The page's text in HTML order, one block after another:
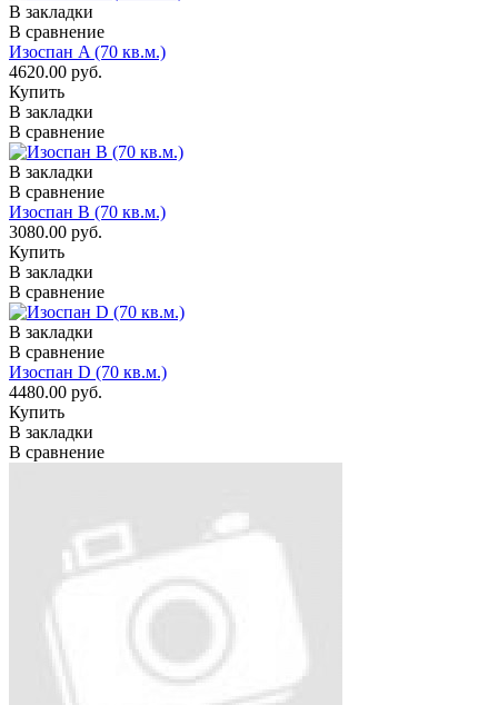
В закладки
В сравнение
Изоспан A (70 кв.м.)
4620.00 руб.
Купить
В закладки
В сравнение
В закладки
В сравнение
Изоспан B (70 кв.м.)
3080.00 руб.
Купить
В закладки
В сравнение
В закладки
В сравнение
Изоспан D (70 кв.м.)
4480.00 руб.
Купить
В закладки
В сравнение